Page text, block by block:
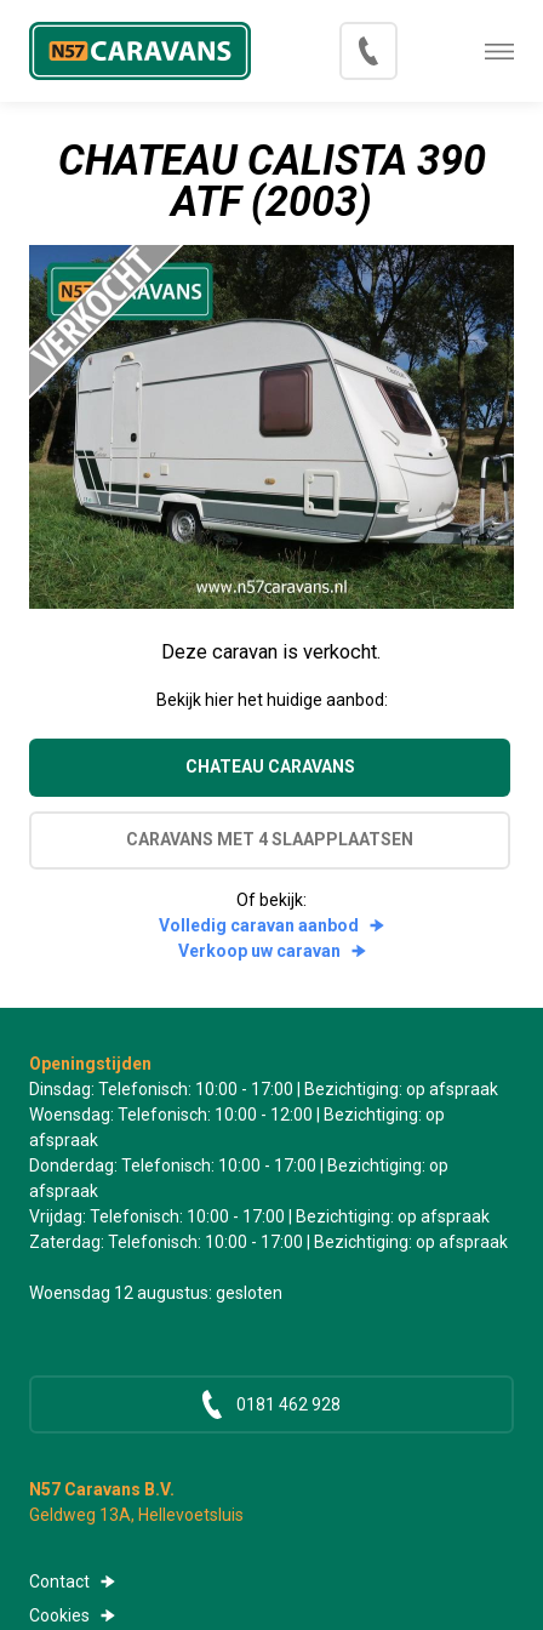
CHATEAU CALISTA 390
ATF (2003)
Deze caravan is verkocht.
Bekijk hier het huidige aanbod:
CHATEAU CARAVANS
CARAVANS MET 4 SLAAPPLAATSEN
Of bekijk:
Volledig caravan aanbod
Verkoop uw caravan
Openingstijden
Dinsdag: Telefonisch: 10:00 - 17:00 | Bezichtiging: op afspraak
Woensdag: Telefonisch: 10:00 - 12:00 | Bezichtiging: op
afspraak
Donderdag: Telefonisch: 10:00 - 17:00 | Bezichtiging: op
afspraak
Vrijdag: Telefonisch: 10:00 - 17:00 | Bezichtiging: op afspraak
Zaterdag: Telefonisch: 10:00 - 17:00 | Bezichtiging: op afspraak
Woensdag 12 augustus: gesloten
0181 462 928
N57 Caravans B.V.
Geldweg 13A, Hellevoetsluis
Contact
Cookies
Menu
Inkoop
Export
Contact
Over N57 Caravans